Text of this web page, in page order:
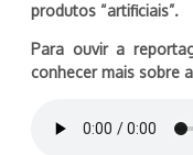
produtos “artificiais”.
Para ouvir a
conhecer mais sobre